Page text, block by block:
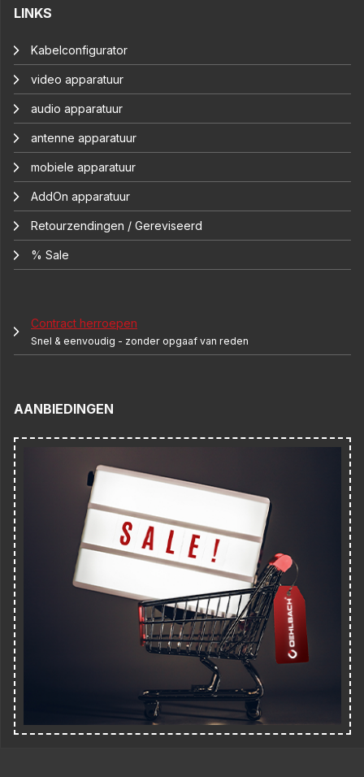
LINKS
Kabelconfigurator
video apparatuur
audio apparatuur
antenne apparatuur
mobiele apparatuur
AddOn apparatuur
Retourzendingen / Gereviseerd
% Sale
Contract herroepen
Snel & eenvoudig - zonder opgaaf van reden
AANBIEDINGEN